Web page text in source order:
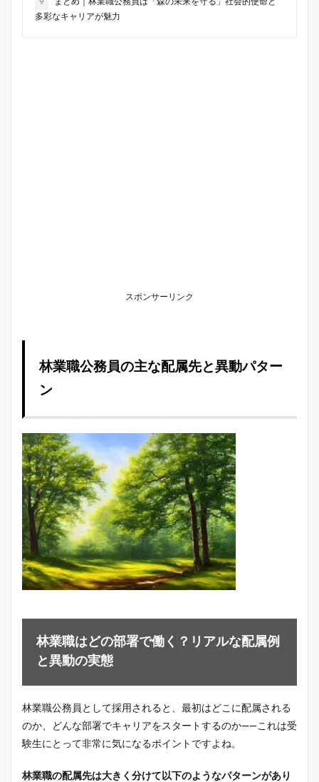
多彩なキャリアが魅力
スポンサーリンク
林業職公務員の主な配属先と異動パター
ン
林業職はどの部署で働く？リアルな配属例
と異動の実態
林業職公務員として採用されると、最初はどこに配属される
のか、どんな部署でキャリアをスタートするのか——これは受
験生にとって非常に気になるポイントですよね。
林業職の配属先は大きく分けて以下のようなパターンがあり